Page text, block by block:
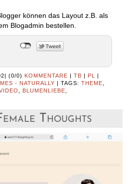
können das Layout z.B. als
Blogadmin bestellen.
| (0/0) KOMMENTARE | TB | PL
|
- NATURALLY | TAGS: THEME
BLUMENLIEBE
Thoughts